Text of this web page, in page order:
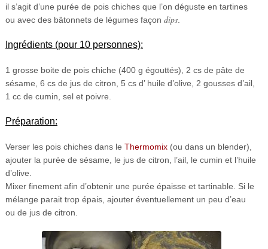
il s’agit d’une purée de pois chiches que l’on déguste en tartines
ou avec des bâtonnets de légumes façon dips.
Ingrédients (pour 10 personnes):
1 grosse boite de pois chiche (400 g égouttés), 2 cs de pâte de
sésame, 6 cs de jus de citron, 5 cs d’ huile d’olive, 2 gousses d’ail,
1 cc de cumin, sel et poivre.
Préparation:
Verser les pois chiches dans le Thermomix(ou dans un blender),
ajouter la purée de sésame, le jus de citron, l’ail, le cumin et l’huile
d’olive.
Mixer finement afin d’obtenir une purée épaisse et tartinable. Si le
mélange parait trop épais, ajouter éventuellement un peu d’eau
ou de jus de citron.